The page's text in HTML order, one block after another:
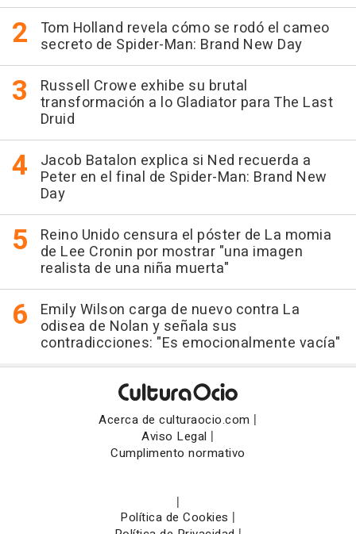
Tom Holland revela cómo se rodó el cameo
secreto de Spider-Man: Brand New Day
Russell Crowe exhibe su brutal
transformación a lo Gladiator para The Last
Druid
Jacob Batalon explica si Ned recuerda a
Peter en el final de Spider-Man: Brand New
Day
Reino Unido censura el póster de La momia
de Lee Cronin por mostrar "una imagen
realista de una niña muerta"
Emily Wilson carga de nuevo contra La
odisea de Nolan y señala sus
contradicciones: "Es emocionalmente vacía"
Acerca de culturaocio.com |
Aviso Legal |
Cumplimento normativo
|
Política de Cookies |